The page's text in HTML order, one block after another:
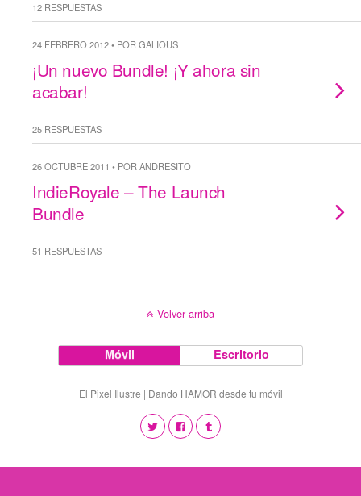
12 RESPUESTAS
24 FEBRERO 2012 • POR GALIOUS
¡Un nuevo Bundle! ¡Y ahora sin
acabar!
25 RESPUESTAS
26 OCTUBRE 2011 • POR ANDRESITO
IndieRoyale – The Launch
Bundle
51 RESPUESTAS
Volver arriba
Móvil Escritorio
El Pixel Ilustre | Dando HAMOR desde tu móvil